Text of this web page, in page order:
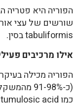
הפוריה היא פטריה
tabuliformis בסין.
אילו מרכיבים
(כ-91-
כמו Pachymic acid, tumulosic acid ו-eburicoic acid.